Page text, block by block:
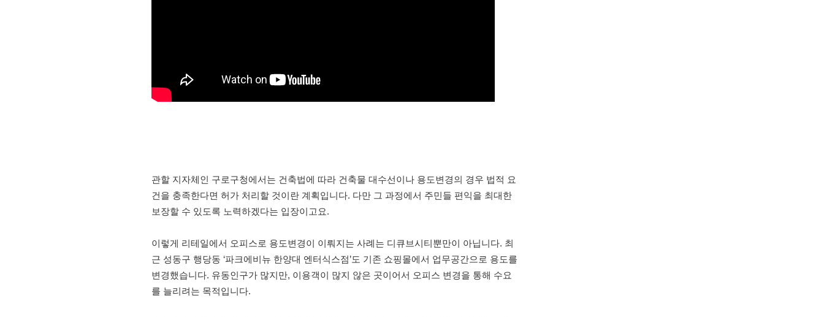
관할 지자체인 구로구청에서는 건축법에 따라 건축물 대수선이나 용도변경의 경우 법적 요
건을 충족한다면 허가 처리할 것이란 계획입니다. 다만 그 과정에서 주민들 편익을 최대한
보장할 수 있도록 노력하겠다는 입장이고요.
이렇게 리테일에서 오피스로 용도변경이 이뤄지는 사례는 디큐브시티뿐만이 아닙니다. 최
근 성동구 행당동 ‘파크에비뉴 한양대 엔터식스점’도 기존 쇼핑몰에서 업무공간으로 용도를
변경했습니다. 유동인구가 많지만, 이용객이 많지 않은 곳이어서 오피스 변경을 통해 수요
를 늘리려는 목적입니다.